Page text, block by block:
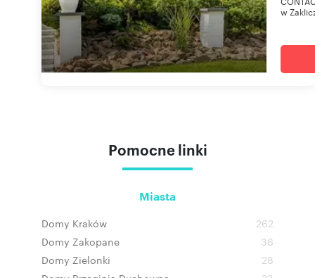
w
Pomocne linki
Miasta
Domy Kraków
262
Domy Zakopane
36
Domy Zielonki
28